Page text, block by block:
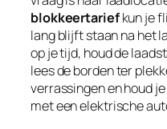
blokkeertariefkun je
lang blijft staan na het
op je tijd, houd de
lees de borden ter
verrassingen en houd
met een elektrische